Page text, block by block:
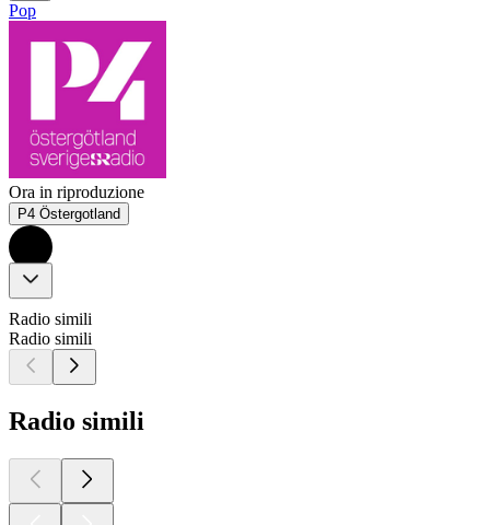
Pop
Ora in riproduzione
P4 Östergotland
Radio simili
Radio simili
Radio simili